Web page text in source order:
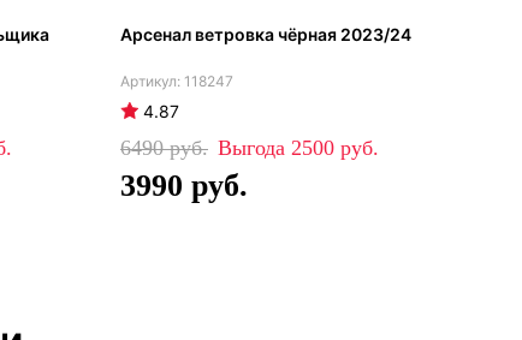
Арсенал ветровка чёрная 2023/24
118247
4.87
6490 2500
3990